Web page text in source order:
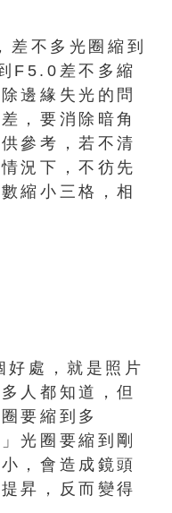
不多光圈縮到
F5.0差不多縮
邊緣失光的問
，要消除暗角
參考，若不清
況下，不彷先
縮小三格，相
好處，就是照片
人都知道，但
要縮到多
光圈要縮到剛
，會造成鏡頭
昇，反而變得